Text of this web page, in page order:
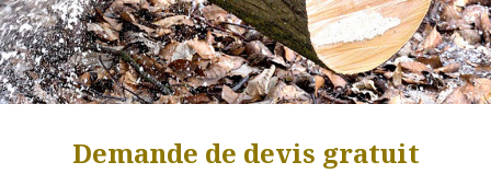
Demande de devis gratuit